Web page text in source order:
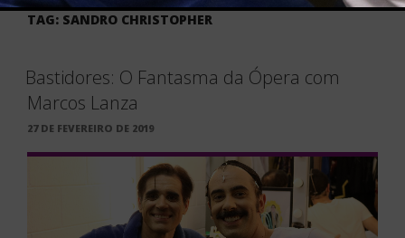
TAG: SANDRO CHRISTOPHER
Bastidores: O Fantasma da Ópera com
Marcos Lanza
PUBLICADO
27 DE FEVEREIRO DE 2019